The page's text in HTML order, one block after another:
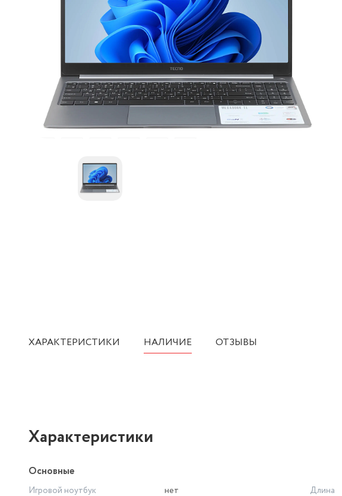
ХАРАКТЕРИСТИКИ НАЛИЧИЕ ОТЗЫВЫ
Характеристики
Основные
Игровой ноутбук
нет
Длина